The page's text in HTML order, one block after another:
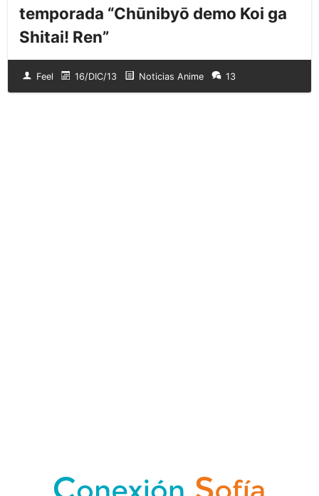
temporada “Chūnibyō demo Koi ga
Shitai! Ren”
Feel 16/DIC/13 Noticias Anime 13